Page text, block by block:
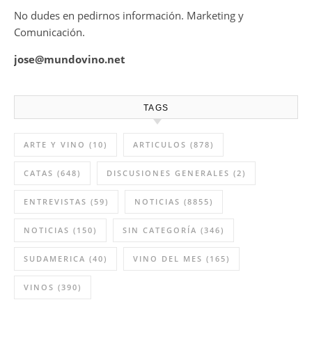
No dudes en pedirnos información. Marketing y
Comunicación.
jose@mundovino.net
TAGS
ARTE Y VINO (10) ARTICULOS (878)
CATAS (648) DISCUSIONES GENERALES (2)
ENTREVISTAS (59) NOTICIAS (8855)
NOTICIAS (150) SIN CATEGORÍA (346)
SUDAMERICA (40) VINO DEL MES (165)
VINOS (390)